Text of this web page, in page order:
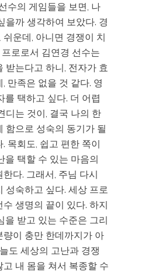
수의 게임들을 보면, 나
을까 생각하여 보았다. 경
운데, 아니면 경쟁이 치
로로서 김연경 선수는
받는다고 하니, 전자가 효
만족은 없을 것 같다. 영
를 택하고 싶다. 더 어렵
디는 것이, 결국 나의 한
함으로 성숙의 동기가 될
목회도, 쉽고 편한 쪽이
을 택할 수 있는 마음의
다. 그래서, 주님 다시
성숙하고 싶다. 세상 프로
생명의 끝이 있다. 하지
을 받고 있는 수준은 그리
량이 충만 한데까지가 아
도 세상의 고난과 경쟁
고 내 몸을 쳐서 복종할 수